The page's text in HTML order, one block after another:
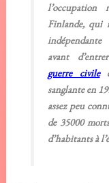
l’occupation
Finlande, qui
indépendante
avant
guerre civile
sanglante en
assez peu
de 35000
d’habitants à